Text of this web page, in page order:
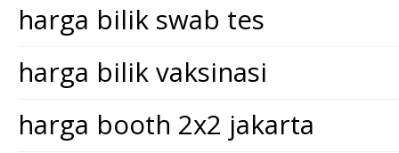
harga bilik swab tes
harga bilik vaksinasi
harga booth 2x2 jakarta